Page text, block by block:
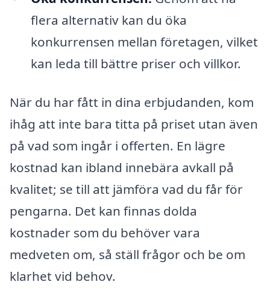
flera alternativ kan du öka
konkurrensen mellan företagen, vilket
kan leda till bättre priser och villkor.
När du har fått in dina erbjudanden, kom
ihåg att inte bara titta på priset utan även
på vad som ingår i offerten. En lägre
kostnad kan ibland innebära avkall på
kvalitet; se till att jämföra vad du får för
pengarna. Det kan finnas dolda
kostnader som du behöver vara
medveten om, så ställ frågor och be om
klarhet vid behov.